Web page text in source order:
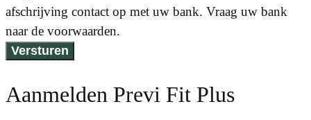
afschrijving contact op met uw bank. Vraag uw bank
naar de voorwaarden.
Versturen
Aanmelden Previ Fit Plus